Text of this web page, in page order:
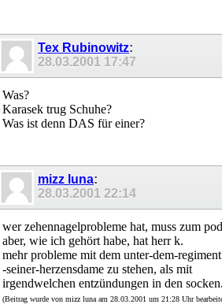
Tex Rubinowitz:
28.03.2001 17:47
Was?
Karasek trug Schuhe?
Was ist denn DAS für einer?
mizz luna:
28.03.2001 22:14
wer zehennagelprobleme hat, muss zum
aber, wie ich gehört habe, hat herr k.
mehr probleme mit dem unter-dem-regiment
-seiner-herzensdame zu stehen, als mit
irgendwelchen entzündungen in den socken.
(Beitrag wurde von mizz luna am 28.03.2001 um 21:28 Uhr